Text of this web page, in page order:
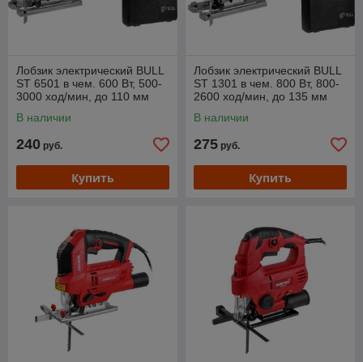
Лобзик электрический BULL
ST 6501 в чем. 600 Вт, 500-
3000 ход/мин, до 110 мм
В наличии
240 руб.
Купить
Лобзик электрический BULL
ST 1301 в чем. 800 Вт, 800-
2600 ход/мин, до 135 мм
В наличии
275 руб.
Купить